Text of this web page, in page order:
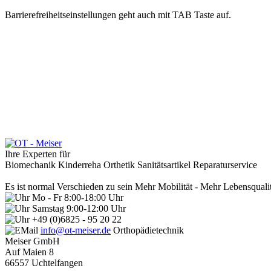
Barrierefreiheitseinstellungen geht auch mit TAB Taste auf.
Ihre Experten für
Biomechanik Kinderreha Orthetik Sanitätsartikel Reparaturservice
Es ist normal Verschieden zu sein Mehr Mobilität - Mehr
Mo - Fr 8:00-18:00 Uhr
Samstag 9:00-12:00 Uhr
+49 (0)6825 - 95 20 22
info@ot-meiser.de Orthopädietechnik
Meiser GmbH
Auf Maien 8
66557 Uchtelfangen